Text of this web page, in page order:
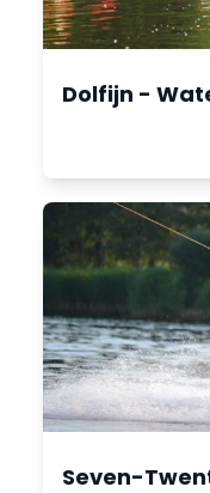
Dolfijn -
Seven-